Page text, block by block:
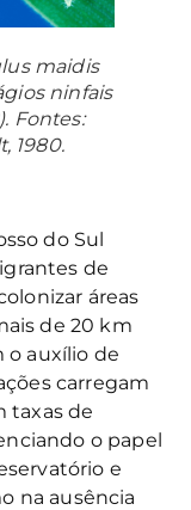
maidis
ninfais
Fontes:
1980.
do Sul
de
áreas
de 20 km
o auxílio de
carregam
taxas de
o papel
e
na ausência